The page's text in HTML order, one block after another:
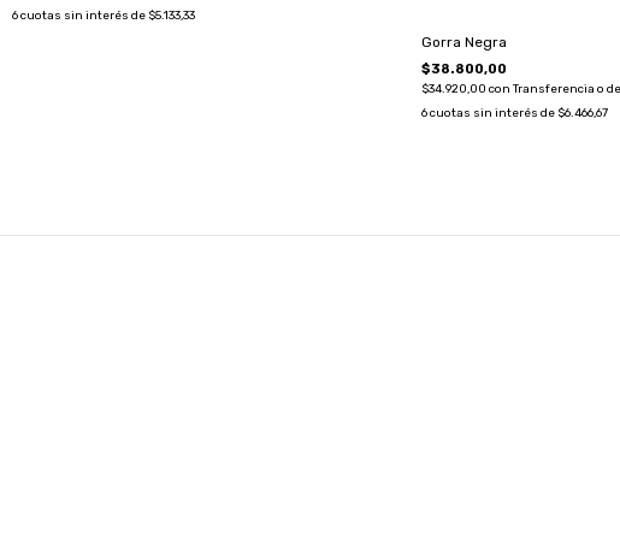
6cuotas sin interés de $5.133,33
Gorra Negra
$38.800,00
$34.920,00 con Transferencia o
6cuotas sin interés de $6.466,67